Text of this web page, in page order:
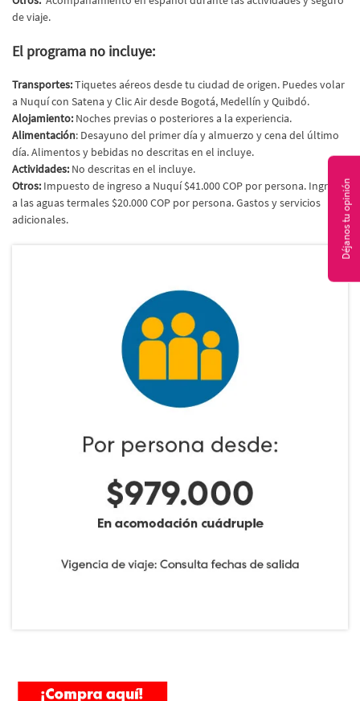
de viaje.
El programa no incluye:
Transportes:Tiquetes aéreos desde tu ciudad de origen. Puedes volar
a Nuquí con Satena y Clic Air desde Bogotá, Medellín y Quibdó.
Alojamiento: Noches previas o posteriores a la experiencia.
Alimentación: Desayuno del primer día y almuerzo y cena del último
día. Alimentos y bebidas no descritas en el incluye.
Actividades: No descritas en el incluye.
Otros: Impuesto de ingreso a Nuquí $41.000 COP por persona. Ingreso
a las aguas termales $20.000 COP por persona. Gastos y servicios
adicionales.
Déjanos tu opinión